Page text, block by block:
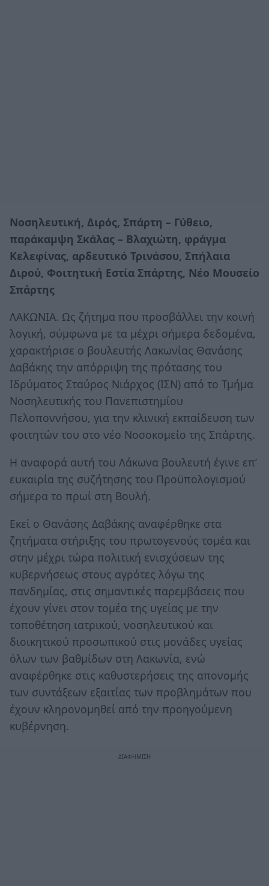
Νοσηλευτική, Διρός, Σπάρτη – Γύθειο,
παράκαμψη Σκάλας – Βλαχιώτη, φράγμα
Κελεφίνας, αρδευτικό Τρινάσου, Σπήλαια
Διρού, Φοιτητική Εστία Σπάρτης, Νέο Μουσείο
Σπάρτης
ΛΑΚΩΝΙΑ. Ως ζήτημα που προσβάλλει την κοινή
λογική, σύμφωνα με τα μέχρι σήμερα δεδομένα,
χαρακτήρισε ο βουλευτής Λακωνίας Θανάσης
Δαβάκης την απόρριψη της πρότασης του
Ιδρύματος Σταύρος Νιάρχος (ΙΣΝ) από το Τμήμα
Νοσηλευτικής του Πανεπιστημίου
Πελοποννήσου, για την κλινική εκπαίδευση των
φοιτητών του στο νέο Νοσοκομείο της Σπάρτης.
Η αναφορά αυτή του Λάκωνα βουλευτή έγινε επ’
ευκαιρία της συζήτησης του Προϋπολογισμού
σήμερα το πρωί στη Βουλή.
Εκεί ο Θανάσης Δαβάκης αναφέρθηκε στα
ζητήματα στήριξης του πρωτογενούς τομέα και
στην μέχρι τώρα πολιτική ενισχύσεων της
κυβερνήσεως στους αγρότες λόγω της
πανδημίας, στις σημαντικές παρεμβάσεις που
έχουν γίνει στον τομέα της υγείας με την
τοποθέτηση ιατρικού, νοσηλευτικού και
διοικητικού προσωπικού στις μονάδες υγείας
όλων των βαθμίδων στη Λακωνία, ενώ
αναφέρθηκε στις καθυστερήσεις της απονομής
των συντάξεων εξαιτίας των προβλημάτων που
έχουν κληρονομηθεί από την προηγούμενη
κυβέρνηση.